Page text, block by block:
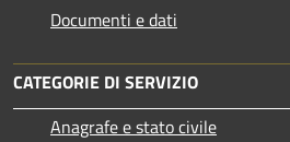
Documenti e dati
CATEGORIE DI SERVIZIO
Anagrafe e stato civile